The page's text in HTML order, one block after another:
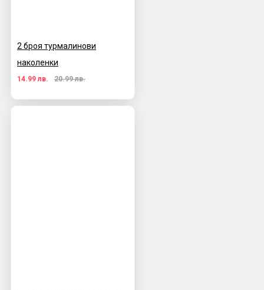
2 броя турмалинови
наколенки
14.99 лв. 20.99 лв.